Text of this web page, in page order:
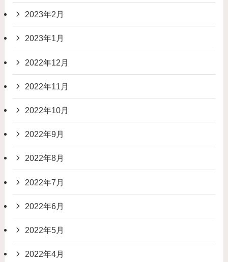
2023年2月
2023年1月
2022年12月
2022年11月
2022年10月
2022年9月
2022年8月
2022年7月
2022年6月
2022年5月
2022年4月